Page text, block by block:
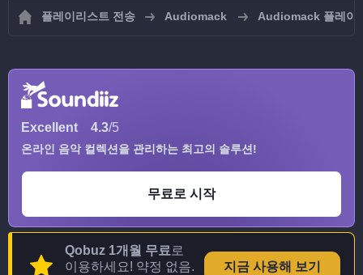
플레이리스트 전송 Audiomack Audiomack 플레이
Excellent 4.3/5
온라인 음악 컬렉션을 관리하는 최고의 솔루션!
무료로 시작
Qobuz 1개월 무료 로
이용하세요! 약정 없음.
지금 사용해 보기